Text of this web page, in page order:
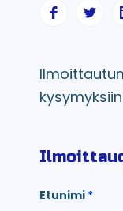
Etunimi